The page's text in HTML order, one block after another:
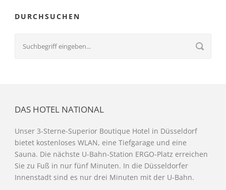
DURCHSUCHEN
DAS HOTEL NATIONAL
Unser 3-Sterne-Superior Boutique Hotel in Düsseldorf
bietet kostenloses WLAN, eine Tiefgarage und eine
Sauna. Die nächste U-Bahn-Station ERGO-Platz erreichen
Sie zu Fuß in nur fünf Minuten. In die Düsseldorfer
Innenstadt sind es nur drei Minuten mit der U-Bahn.